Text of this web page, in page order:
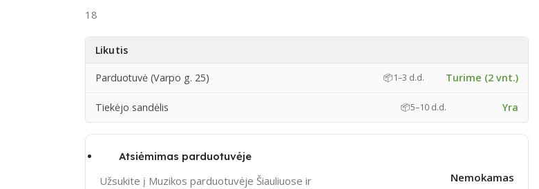
18
Likutis
Parduotuvė (Varpo g. 25) 📦1–3 d.d. Turime (2 vnt.)
Tiekėjo sandėlis 📦5–10 d.d. Yra
Atsiėmimas parduotuvėje
Užsukite į Muzikos parduotuvėje Šiauliuose ir
Nemokamas